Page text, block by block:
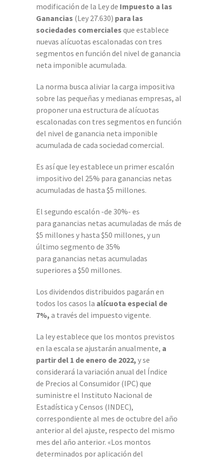
modificación de la Ley de Impuesto a las
Ganancias (Ley 27.630) para las
sociedades comerciales que establece
nuevas alícuotas escalonadas con tres
segmentos en función del nivel de ganancia
neta imponible acumulada.
La norma busca aliviar la carga impositiva
sobre las pequeñas y medianas empresas, al
proponer una estructura de alícuotas
escalonadas con tres segmentos en función
del nivel de ganancia neta imponible
acumulada de cada sociedad comercial.
Es así que ley establece un primer escalón
impositivo del 25% para ganancias netas
acumuladas de hasta $5 millones.
El segundo escalón -de 30%- es
para ganancias netas acumuladas de más de
$5 millones y hasta $50 millones, y un
último segmento de 35%
para ganancias netas acumuladas
superiores a $50 millones.
Los dividendos distribuidos pagarán en
todos los casos la alícuota especial de
7%, a través del impuesto vigente.
La ley establece que los montos previstos
en la escala se ajustarán anualmente, a
partir del 1 de enero de 2022, y se
considerará la variación anual del Índice
de Precios al Consumidor (IPC) que
suministre el Instituto Nacional de
Estadística y Censos (INDEC),
correspondiente al mes de octubre del año
anterior al del ajuste, respecto del mismo
mes del año anterior. «Los montos
determinados por aplicación del